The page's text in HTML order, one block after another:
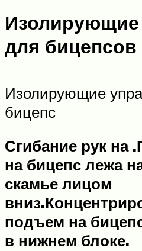
Изолирующие
для бицепсов
Изолирующие
бицепс
Сгибание рук на .
на бицепс лежа
скамье лицом
вниз.
подъем на
в нижнем блоке.